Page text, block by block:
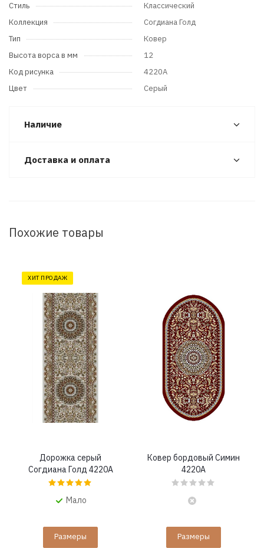
Стиль
Классический
Коллекция
Согдиана Голд
Тип
Ковер
Высота ворса в мм
12
Код рисунка
4220A
Цвет
Серый
Наличие
Доставка и оплата
Похожие товары
ХИТ ПРОДАЖ
Дорожка серый
Согдиана Голд 4220A
Мало
Размеры
Ковер бордовый Симин
4220A
Размеры